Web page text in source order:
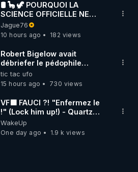
🛢 🦕 🦖 POURQUOI LA
SCIENCE OFFICIELLE NE
CONNAÎT-ELLE PAS LA VRAIE
ORIGINE DU PÉTROLE ?
Jague76
10 hours ago
182 views
Robert Bigelow avait
débriefer le pédophile
génocidaire de donald j
trump
tic tac ufo
15 hours ago
730 views
VF🟩 FAUCI ?! "Enfermez le
!" (Lock him up!) - Quartz
Traduction
WakeUp
One day ago
1.9 k views